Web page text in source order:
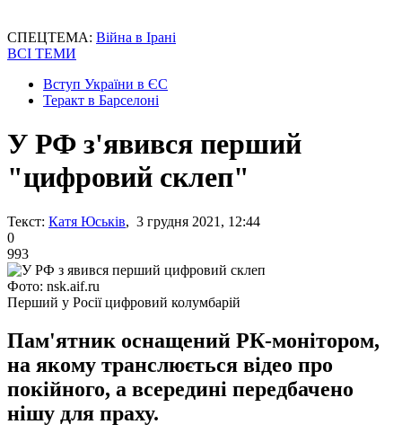
СПЕЦТЕМА: Війна в Ірані
ВСІ ТЕМИ
Вступ України в ЄС
Теракт в Барселоні
У РФ з'явився перший
"цифровий склеп"
Текст: Катя Юськів, 3 грудня 2021, 12:44
0
993
Фото: nsk.aif.ru
Перший у Росії цифровий колумбарій
Пам'ятник оснащений РК-монітором,
на якому транслюється відео про
покійного, а всередині передбачено
нішу для праху.